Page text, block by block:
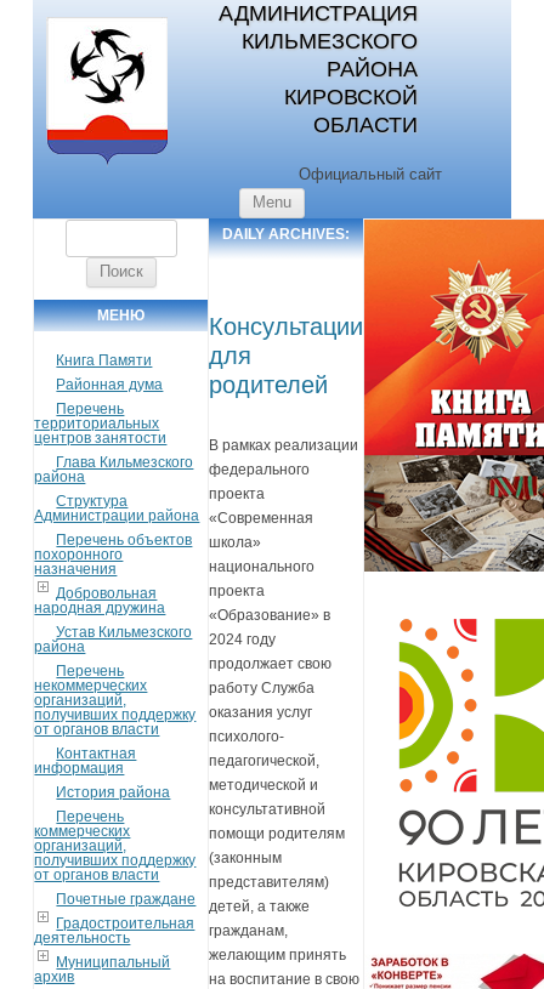
АДМИНИСТРАЦИЯ
КИЛЬМЕЗСКОГО
РАЙОНА
КИРОВСКОЙ
ОБЛАСТИ
Официальный сайт
Menu
МЕНЮ
Книга Памяти
Районная дума
Перечень
территориальных
центров занятости
Глава Кильмезского
района
Структура
Администрации района
Перечень объектов
похоронного
назначения
Добровольная
народная дружина
Устав Кильмезского
района
Перечень
некоммерческих
организаций,
получивших поддержку
от органов власти
Контактная
информация
История района
Перечень
коммерческих
организаций,
получивших поддержку
от органов власти
Почетные граждане
Градостроительная
деятельность
Муниципальный
архив
DAILY ARCHIVES:
Консультации
для
родителей
В рамках реализации
федерального
проекта
«Современная
школа»
национального
проекта
«Образование» в
2024 году
продолжает свою
работу Служба
оказания услуг
психолого-
педагогической,
методической и
консультативной
помощи родителям
(законным
представителям)
детей, а также
гражданам,
желающим принять
на воспитание в свою